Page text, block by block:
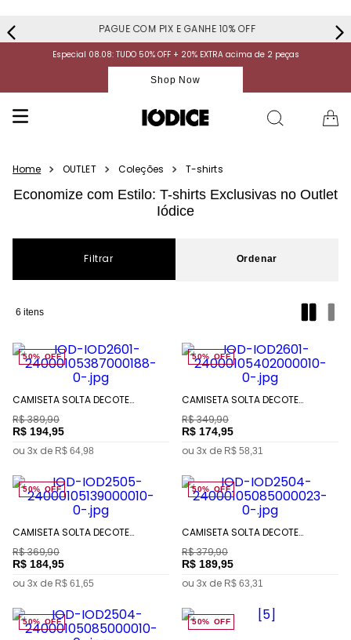
PAGUE COM PIX E GANHE 10% OFF
Especial 08.08: TUDO 50% OFF + 20% EXTRA acima de 2 peças
Shop Now
OUTLET Coleções T-shirts
Economize com Estilo: T-shirts Exclusivas no Outlet
Iódice
Filtrar
6
50% OFF
CAMISETA SOLTA DECOTE
R$389,90
R$ 194,95
ou 3x de R$ 64,98
50% OFF
CAMISETA SOLTA DECOTE
R$349,90
R$ 174,95
ou 3x de R$ 58,31
50% OFF
CAMISETA SOLTA DECOTE
R$369,90
R$ 184,95
ou 3x de R$ 61,65
50% OFF
CAMISETA SOLTA DECOTE
PADRÃO
R$379,90
R$ 189,95
ou 3x de R$ 63,31
50% OFF 50% OFF